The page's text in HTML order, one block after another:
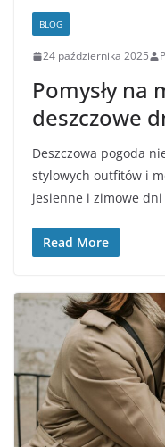
BLOG
24 października 2025
Pomysły na
deszczowe
Deszczowa pogoda
stylowych outfitów i
jesienne i zimowe dni
Read More